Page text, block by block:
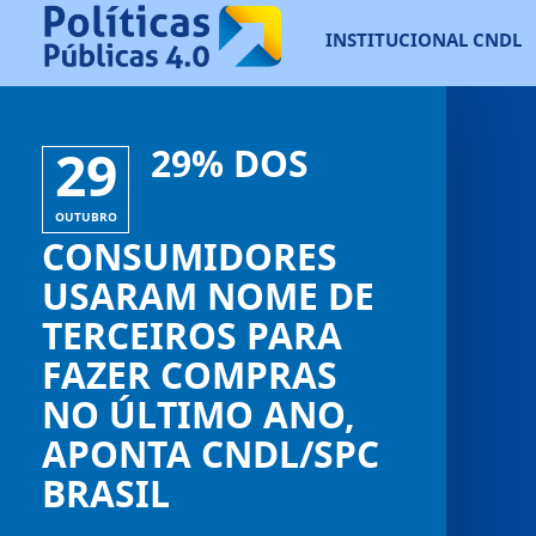
INSTITUCIONAL CNDL
29
OUTUBRO
29% DOS
CONSUMIDORES
USARAM NOME DE
TERCEIROS PARA
FAZER COMPRAS
NO ÚLTIMO ANO,
APONTA CNDL/SPC
BRASIL